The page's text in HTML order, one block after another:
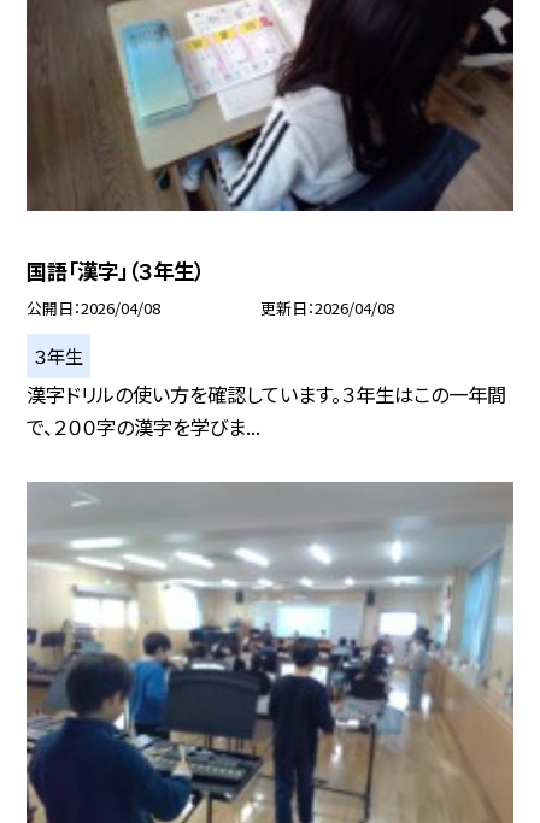
国語「漢字」（３年生）
公開日 2026/04/08 更新日 2026/04/08
３年生
漢字ドリルの使い方を確認しています。３年生はこの一年間
で、２００字の漢字を学びま...